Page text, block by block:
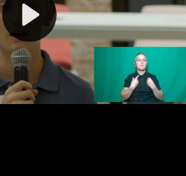
Play
Video